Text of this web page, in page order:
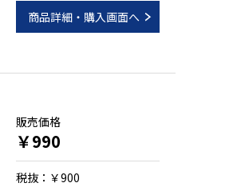
商品詳細・購入画面へ
販売価格
￥990
税抜：￥900